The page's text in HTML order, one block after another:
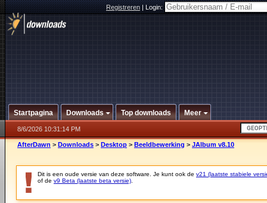
Registreren|Login:
Startpagina Downloads Top downloads Meer
8/6/2026 10:31:14 PM
AfterDawn > Downloads > Desktop > Beeldbewerking > JAlbum v8.10
Dit is een oude versie van deze software. Je kunt ook de v21 (laatste stabiele
of de v9 Beta (laatste beta versie)